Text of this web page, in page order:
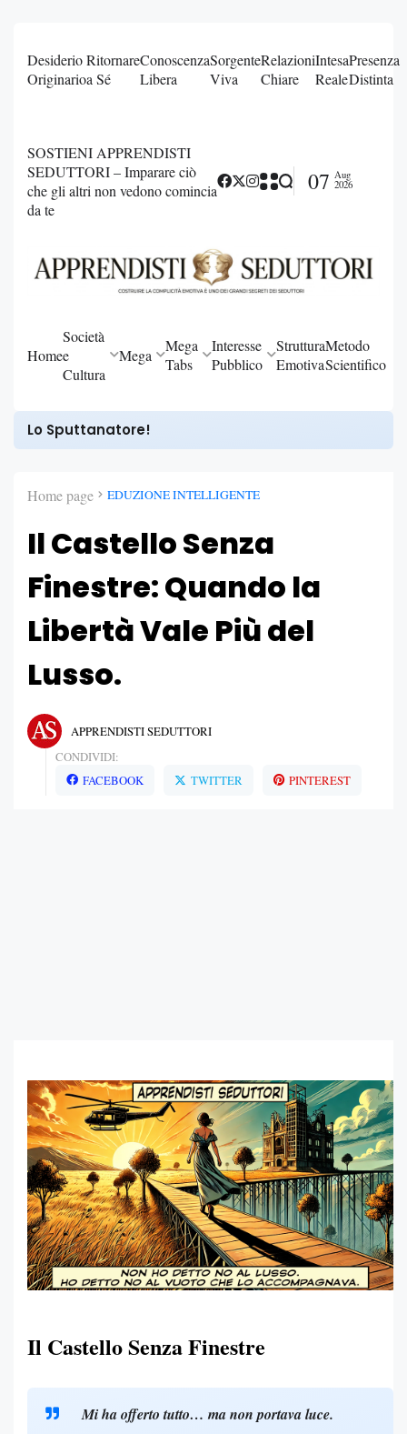
Desiderio
Originario
Ritornare
a Sé
Conoscenza
Libera
Sorgente
Viva
Relazioni
Chiare
Intesa
Reale
Presenza
Distinta
SOSTIENI APPRENDISTI
SEDUTTORI – Imparare ciò
che gli altri non vedono comincia
da te
07 Aug
2026
Home
Società
e
Cultura
Mega
Mega
Tabs
Interesse
Pubblico
Struttura
Emotiva
Metodo
Scientifico
Lo Sputtanatore!
Home page EDUZIONE INTELLIGENTE
Il Castello Senza
Finestre: Quando la
Libertà Vale Più del
Lusso.
APPRENDISTI SEDUTTORI
CONDIVIDI:
FACEBOOK
TWITTER PINTEREST
Il Castello Senza Finestre
Mi ha offerto tutto… ma non portava luce.